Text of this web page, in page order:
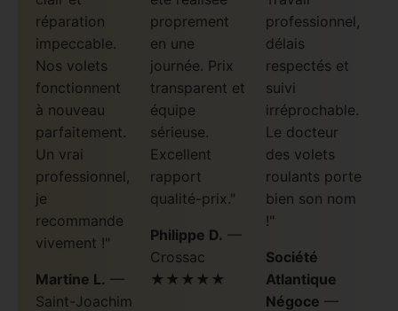
réparation
impeccable.
Nos volets
fonctionnent
à nouveau
parfaitement.
Un vrai
professionnel,
je
recommande
vivement !"
Martine L. —
Saint-Joachim
proprement
en une
journée. Prix
transparent et
équipe
sérieuse.
Excellent
rapport
qualité-prix."
Philippe D. —
Crossac
★★★★★
professionnel,
délais
respectés et
suivi
irréprochable.
Le docteur
des volets
roulants porte
bien son nom
!"
Société
Atlantique
Négoce —